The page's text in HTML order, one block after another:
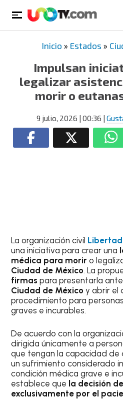
Inicio » Estados »
Impulsan
legalizar
morir o
9 julio, 2026 | 00:36 |
La organización civil
una iniciativa para crear una
médica para morir o
Ciudad de México. La
firmas para presentarla ante
Ciudad de México y abrir el
procedimiento para
graves e incurables.
De acuerdo con la
dirigida únicamente a
que tengan la capacidad de
un sufrimiento considerado
condición médica grave e
establece que la decisión
exclusivamente por el